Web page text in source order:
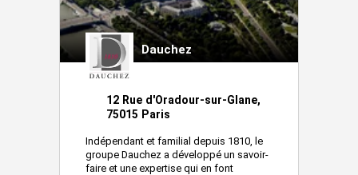
Dauchez
12 Rue d'Oradour-sur-Glane,
75015 Paris
Indépendant et familial depuis 1810, le
groupe Dauchez a développé un savoir-
faire et une expertise qui en font